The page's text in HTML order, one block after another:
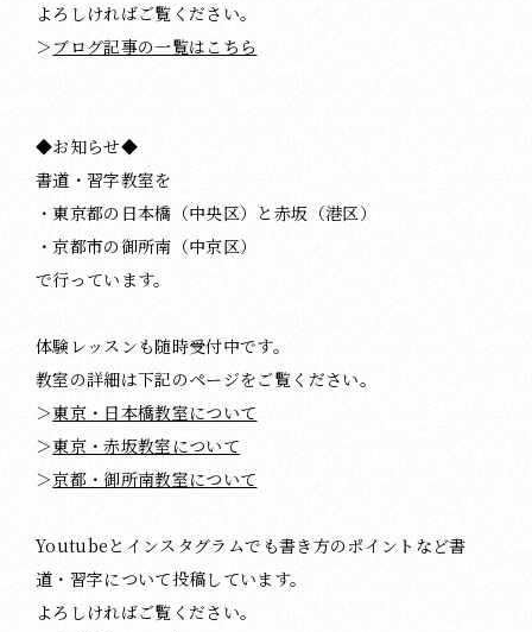
よろしければご覧ください。
＞ ブログ記事の一覧はこちら
◆お知らせ◆
書道・習字教室を
・東京都の日本橋（中央区）と赤坂（港区）
・京都市の御所南（中京区）
で行っています。
体験レッスンも随時受付中です。
教室の詳細は下記のページをご覧ください。
＞東京・日本橋教室について
＞東京・赤坂教室について
＞京都・御所南教室について
Youtubeとインスタグラムでも書き方のポイントなど書
道・習字について投稿しています。
よろしければご覧ください。